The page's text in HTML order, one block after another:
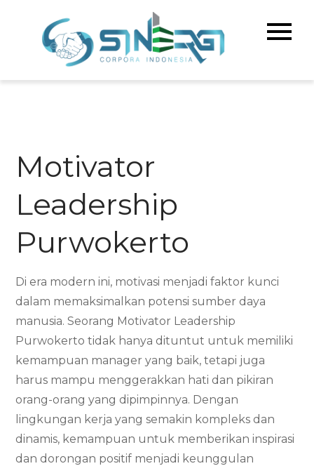
content
Motivator
Leadership
Purwokerto
Di era modern ini, motivasi menjadi faktor kunci
dalam memaksimalkan potensi sumber daya
manusia. Seorang Motivator Leadership
Purwokerto tidak hanya dituntut untuk memiliki
kemampuan manager yang baik, tetapi juga
harus mampu menggerakkan hati dan pikiran
orang-orang yang dipimpinnya. Dengan
lingkungan kerja yang semakin kompleks dan
dinamis, kemampuan untuk memberikan inspirasi
dan dorongan positif menjadi keunggulan